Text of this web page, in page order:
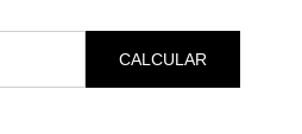
ALTERAR CEP
CALCULAR